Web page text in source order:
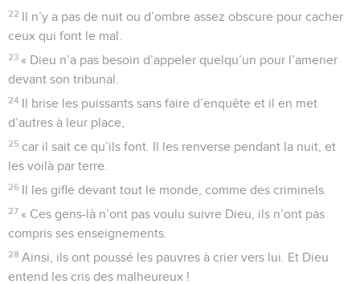
22 Il n’y a pas de nuit ou d’ombre assez obscure pour cacher
ceux qui font le mal.
23 « Dieu n’a pas besoin d’appeler quelqu’un pour l’amener
devant son tribunal.
24 Il brise les puissants sans faire d’enquête et il en met
d’autres à leur place,
25 car il sait ce qu’ils font. Il les renverse pendant la nuit, et
les voilà par terre.
26 Il les gifle devant tout le monde, comme des criminels.
27 « Ces gens-là n’ont pas voulu suivre Dieu, ils n’ont pas
compris ses enseignements.
28 Ainsi, ils ont poussé les pauvres à crier vers lui. Et Dieu
entend les cris des malheureux !